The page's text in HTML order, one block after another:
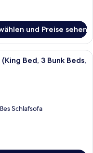
und Preise sehen
mit Etagenbett,
Bed, 3 Bunk Beds,
Schlafsofa